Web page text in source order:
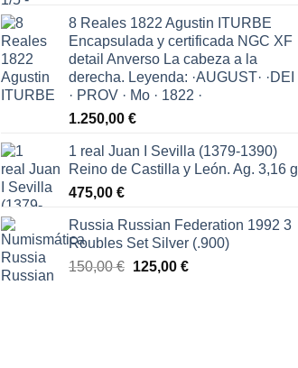
original
era:
150,00 €.
actual
es:
65,00 €.
8 Reales 1822 Agustin ITURBE
Encapsulada y certificada NGC XF
detail Anverso La cabeza a la
derecha. Leyenda: ·AUGUST· ·DEI
· PROV · Mo · 1822 ·
1.250,00 €
1 real Juan I Sevilla (1379-1390)
Reino de Castilla y León. Ag. 3,16 g
475,00 €
Russia Russian Federation 1992 3
Roubles Set Silver (.900)
150,00€ El
125,00 €El